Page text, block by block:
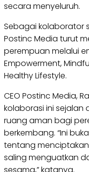
secara menyeluruh.
Sebagai kolaborator
Postinc Media turut
perempuan melalui
Empowerment,
Healthy Lifestyle.
CEO Postinc Media,
kolaborasi ini sejalan
ruang aman bagi
berkembang. “Ini
tentang
saling menguatkan